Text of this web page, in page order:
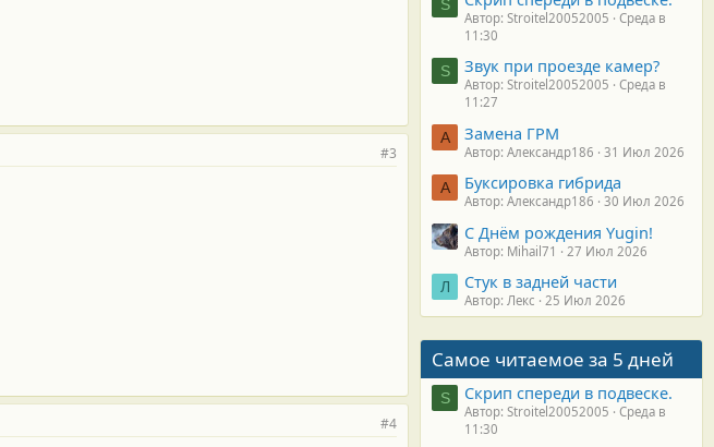
#3
#4
S
Автор: Stroitel20052005
Среда в
11:30
S Звук при проезде камер?
Автор: Stroitel20052005
Среда в
11:27
А Замена ГРМ
Автор: Александр186 31 Июл 2026
А Буксировка гибрида
Автор: Александр186 30 Июл 2026
С Днём рождения Yugin!
Автор: Mihail71 27 Июл 2026
Л Стук в задней части
Автор: Лекс 25 Июл 2026
Самое читаемое за 5 дней
S Скрип спереди в подвеске.
Автор: Stroitel20052005
Среда в
11:30